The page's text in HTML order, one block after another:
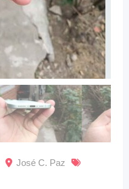
José C. Paz